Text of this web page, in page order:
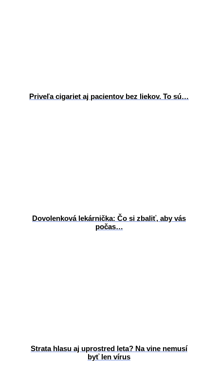
Priveľa cigariet aj pacientov bez liekov. To sú…
Dovolenková lekárnička: Čo si zbaliť, aby vás
počas…
Strata hlasu aj uprostred leta? Na vine nemusí
byť len vírus